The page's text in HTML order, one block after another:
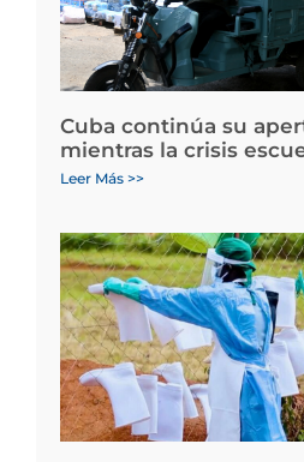
Cuba continúa su
mientras la crisis
Leer Más >>